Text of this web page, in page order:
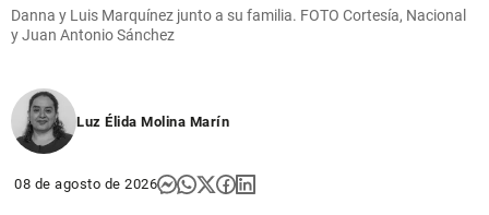
share
Danna y Luis Marquínez junto a su familia. FOTO Cortesía, Nacional
y Juan Antonio Sánchez
Luz Élida Molina Marín
08 de agosto de 2026